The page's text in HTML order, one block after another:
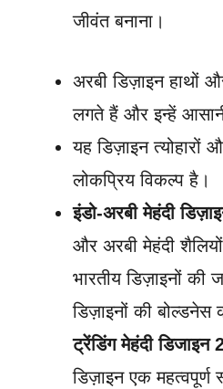
जीवंत बनाना।
अरबी डिज़ाइन हाथों
लगते हैं और इन्हें
यह डिज़ाइन त्योहारों
लोकप्रिय विकल्प है।
इंडो-अरबी मेहंदी
और अरबी मेहंदी
भारतीय डिज़ाइनों की
डिज़ाइनों की बोल्डनेस
ट्रेंडिंग मेहंदी डिजाइन
डिज़ाइन एक महत्वपूर्ण